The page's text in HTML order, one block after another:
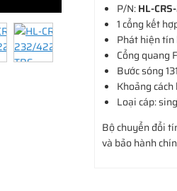
P/N:HL-
1 cổng kết
Phát hiện
Cổng quang
Bước sóng
Khoảng
Loại cáp:
Bộ chuyển đổi
và bảo hành